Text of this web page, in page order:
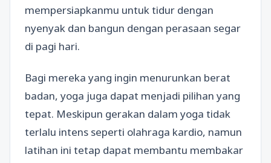
mempersiapkanmu untuk tidur dengan
nyenyak dan bangun dengan perasaan segar
di pagi hari.
Bagi mereka yang ingin menurunkan berat
badan, yoga juga dapat menjadi pilihan yang
tepat. Meskipun gerakan dalam yoga tidak
terlalu intens seperti olahraga kardio, namun
latihan ini tetap dapat membantu membakar